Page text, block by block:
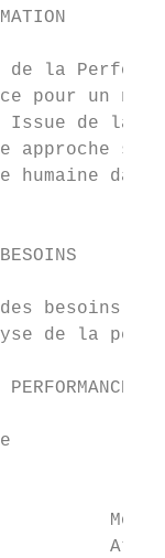
FORMATION
de la
pour un
de la
approche
humaine
besoins
de la

